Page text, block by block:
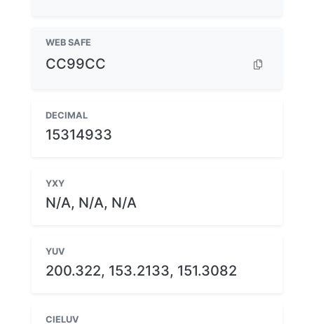
WEB SAFE
CC99CC
DECIMAL
15314933
YXY
N/A, N/A, N/A
YUV
200.322, 153.2133, 151.3082
CIELUV